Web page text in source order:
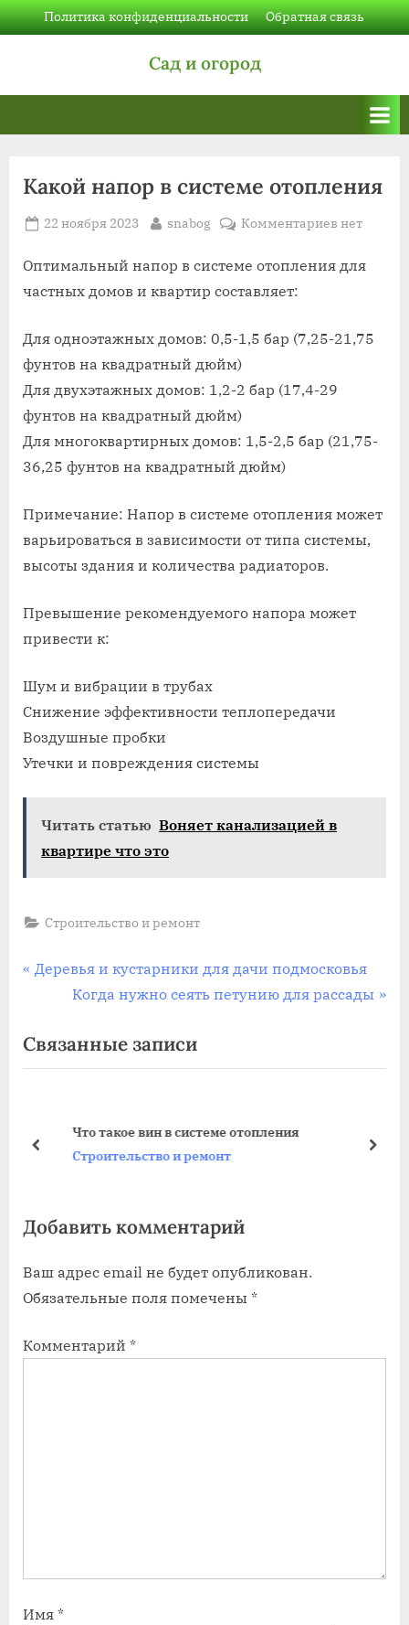
Skip
to
Политика конфиденциальности Обратная связь
Сад и огород
Какой напор в системе отопления
Posted
22 ноября 2023 By
snabog Комментариевк
Какой
отопления
нет
Оптимальный напор в системе отопления для
частных домов и квартир составляет:
Для одноэтажных домов: 0,5-1,5 бар (7,25-21,75
фунтов на квадратный дюйм)
Для двухэтажных домов: 1,2-2 бар (17,4-29
фунтов на квадратный дюйм)
Для многоквартирных домов: 1,5-2,5 бар (21,75-
36,25 фунтов на квадратный дюйм)
Примечание: Напор в системе отопления может
варьироваться в зависимости от типа системы,
высоты здания и количества радиаторов.
Превышение рекомендуемого напора может
привести к:
Шум и вибрации в трубах
Снижение эффективности теплопередачи
Воздушные пробки
Утечки и повреждения системы
Читать статью Воняет канализацией в
квартире что это
Строительство и ремонт
Навигация
записям
П
д
ы
щ
з
п
и
ь
Деревья и кустарники для дачи подмосковья
С
е
д
з
п
и
ь
Когда нужно сеять петунию для рассады
Связанные записи
Что такое вин в системе отопления
Строительство и ремонт
пред
Добавить комментарий
Ваш адрес email не будет опубликован.
Обязательные поля помечены *
Комментарий *
Имя *